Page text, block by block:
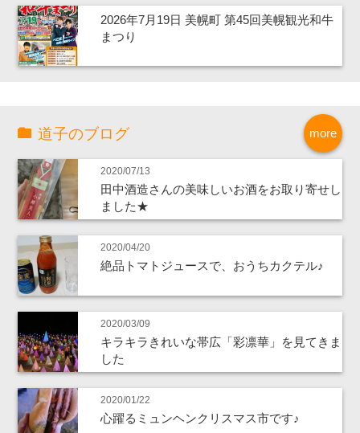
2026年7月19日 美幌町 第45回美幌観光和牛
まつり
more
道子のブログ
2020/07/13
田中酒造さんの美味しいお酒をお取り寄せし
ました★
2020/04/20
絶品トマトジュースで、おうちカクテル♪
2020/03/09
キラキラきれいな帯広「彩凛華」を見てきま
した
2020/01/22
心躍るミュンヘンクリスマス市です♪